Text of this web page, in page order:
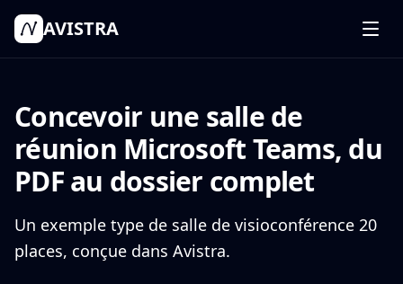
AVISTRA
Tarifs
Connexion
Commencer mon projet
Concevoir une salle de
réunion Microsoft Teams, du
PDF au dossier complet
Un exemple type de salle de visioconférence 20
places, conçue dans Avistra.